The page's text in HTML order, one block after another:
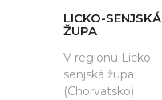
LICKO-SENJSKÁ
ŽUPA
V regionu Licko-
senjská župa
(Chorvatsko)